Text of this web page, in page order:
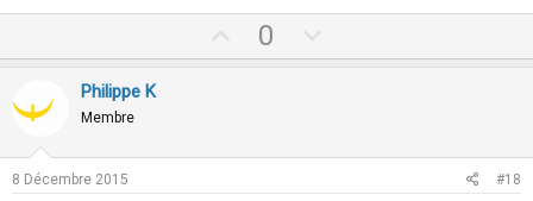
p
t
0
o
v
Philippe K
Membre
8 Décembre 2015 #18